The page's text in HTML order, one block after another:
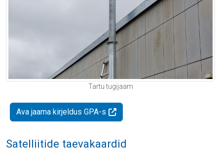
Tartu tugijaam
Ava jaama kirjeldus GPA-s
Satelliitide taevakaardid